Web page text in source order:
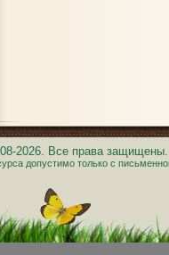
2026. Все права
допустимо только с